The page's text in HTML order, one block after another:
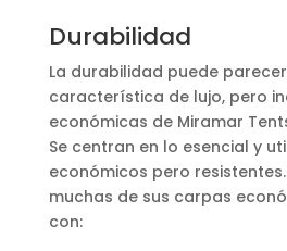
Durabilidad
La durabilidad puede
característica de lujo, pero
económicas de Miramar
Se centran en lo esencial y
económicos pero
muchas de sus carpas
con: